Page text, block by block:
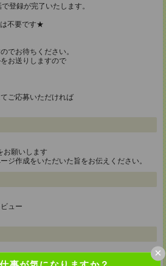
事が気になりますか？
×
登録が完了いたします。
不要です★
でお待ちください。
お送りしますので
ご応募いただければ
お願いします
ジ作成をいただいた旨をお伝えください。
ュー